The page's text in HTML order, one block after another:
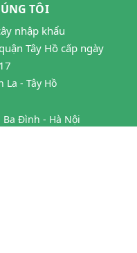
TÔI
nhập khẩu
Tây Hồ cấp ngày
La - Tây Hồ
Ba Đình - Hà Nội